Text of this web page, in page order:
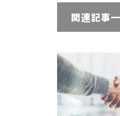
関連記事